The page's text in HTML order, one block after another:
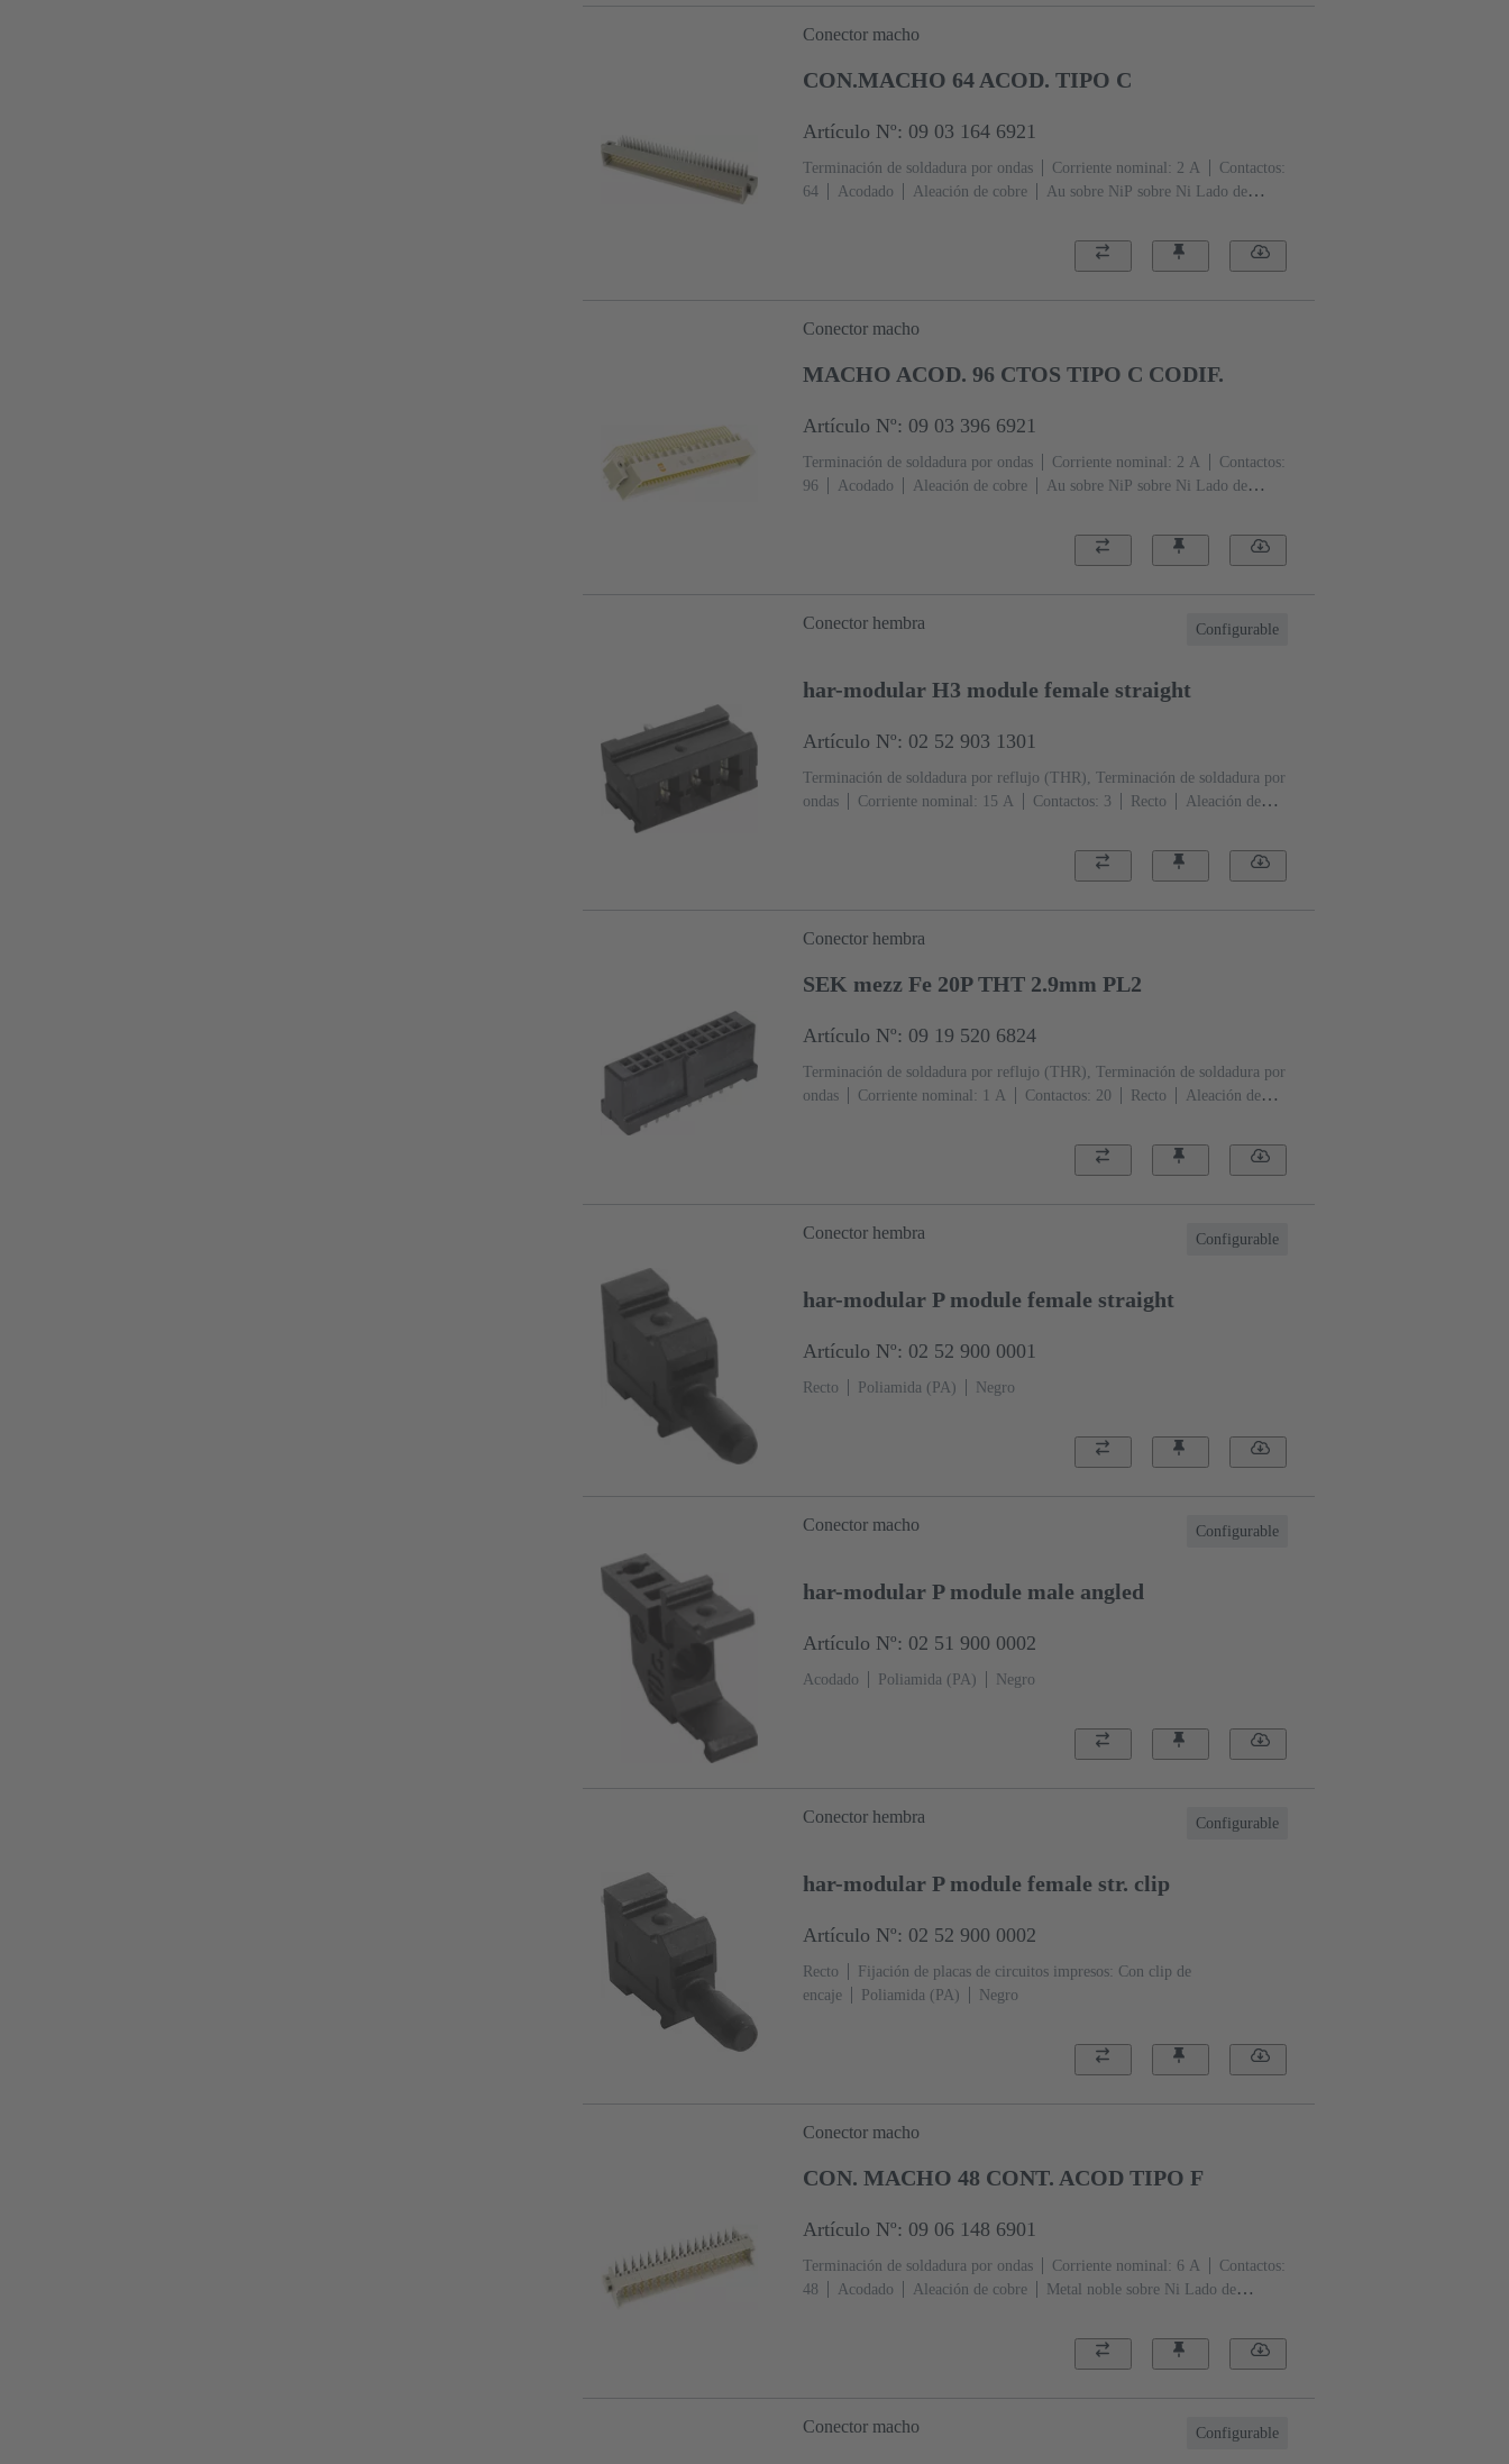
Conector macho
CON.MACHO 64 ACOD. TIPO C
Artículo Nº: 09 03 164 6921
Terminación de soldadura por ondas Corriente nominal: ‌2 A
Contactos:
64
Acodado Aleación de cobre
Au sobre NiP sobre Ni Lado de
Codificación: Codificación con pérdida de
Fijación de placas de circuitos impresos:
Conector macho
MACHO ACOD. 96 CTOS TIPO C CODIF.
Artículo Nº: 09 03 396 6921
Terminación de soldadura por ondas Corriente nominal: ‌2 A
Contactos:
96
Acodado Aleación de cobre
Au sobre NiP sobre Ni Lado de
Codificación: Codificación con pérdida de
Fijación de placas de circuitos impresos: Con brida de fijación,
Configurable
Conector hembra
har-modular H3 module female straight
Artículo Nº: 02 52 903 1301
Terminación de soldadura por reflujo (THR), Terminación de soldadura por
ondas
Corriente nominal: ‌15 A Contactos: 3 Recto
Aleación de
Nivel de rendimiento: 1, conforme a IEC 60603-
Conector hembra
SEK mezz Fe 20P THT 2.9mm PL2
Artículo Nº: 09 19 520 6824
Terminación de soldadura por reflujo (THR), Terminación de soldadura por
ondas
Corriente nominal: ‌1 A Contactos: 20 Recto
Aleación de
Polímero de cristal líquido
Configurable
Conector hembra
har-modular P module female straight
Artículo Nº: 02 52 900 0001
Recto Poliamida (PA) Negro
Configurable
Conector macho
har-modular P module male angled
Artículo Nº: 02 51 900 0002
Acodado Poliamida (PA) Negro
Configurable
Conector hembra
har-modular P module female str. clip
Artículo Nº: 02 52 900 0002
Recto
Fijación de placas de circuitos impresos: Con clip de
encaje
Poliamida (PA) Negro
Conector macho
CON. MACHO 48 CONT. ACOD TIPO F
Artículo Nº: 09 06 148 6901
Terminación de soldadura por ondas Corriente nominal: ‌6 A
Contactos:
48
Acodado Aleación de cobre
Metal noble sobre Ni Lado de
Codificación: Codificación de agujero,
Codificación de revestimiento, Codificación con pérdida de contactos,
guijarro)
Configurable
Conector macho